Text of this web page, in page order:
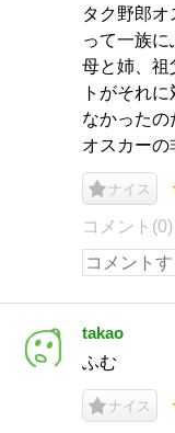
タク野郎
って一族に
母と姉、祖
トがそれ
なかったの
オスカーの
ナイス
コメント(0)
takao
ふむ
ナイス